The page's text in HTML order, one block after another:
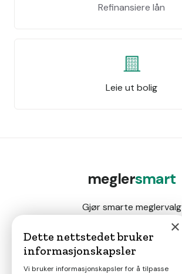
Refinansiere lån
Leie ut bolig
meglersmart
Gjør smarte meglervalg
Magasin
×
Dette nettstedet bruker
informasjonskapsler
Vi bruker informasjonskapsler for å tilpasse